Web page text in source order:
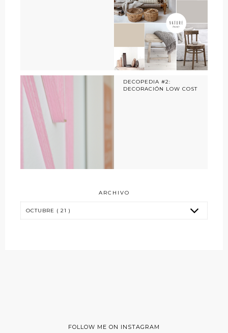
DECOPEDIA #2:
DECORACIÓN LOW COST
ARCHIVO
FOLLOW ME ON INSTAGRAM